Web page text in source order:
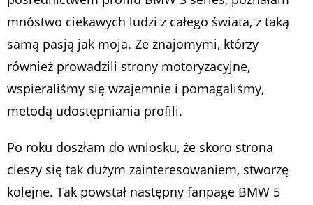
mnóstwo ciekawych ludzi z całego świata, z taką
samą pasją jak moja. Ze znajomymi, którzy
również prowadzili strony motoryzacyjne,
wspieraliśmy się wzajemnie i pomagaliśmy,
metodą udostępniania profili.
Po roku doszłam do wniosku, że skoro strona
cieszy się tak dużym zainteresowaniem, stworzę
kolejne. Tak powstał następny fanpage BMW 5